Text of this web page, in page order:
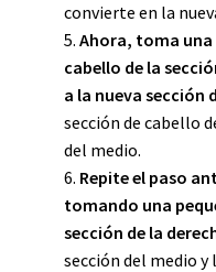
convierte en la
5. Ahora, toma
cabello de la
a la nueva sección
sección de cabello
del medio.
6. Repite el paso
tomando una
sección de la
sección del medio y